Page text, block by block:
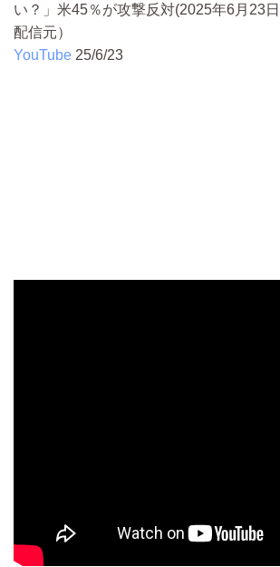
い？」米45％が攻撃反対(2025年6月23
配信元）
YouTube 25/6/23